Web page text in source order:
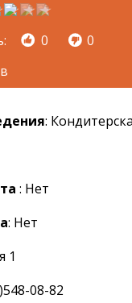
0
0
:
: Нет
: Нет
1
08-82